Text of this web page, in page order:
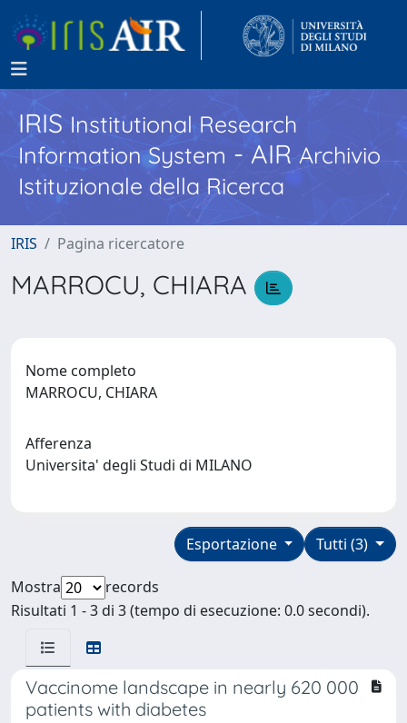
IRISInstitutional Research
Information System - AIR Archivio
Istituzionale della Ricerca
IRIS Pagina ricercatore
MARROCU, CHIARA
Nome completo
MARROCU, CHIARA
Afferenza
Universita' degli Studi di MILANO
Tutti (3)
Esportazione
Mostra
records
Risultati 1 - 3 di 3 (tempo di esecuzione: 0.0 secondi).
Vaccinome landscape in nearly 620 000
patients with diabetes